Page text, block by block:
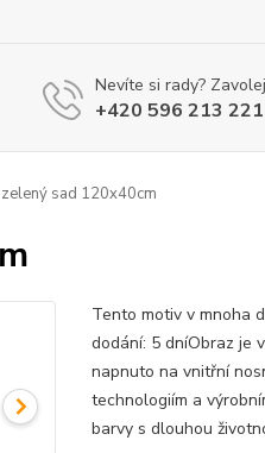
Nevíte si rady?
+420 596 213 221
sad 120x40cm
Tento motiv v mnoha
dodání: 5 dníObraz je
napnuto na vnitřní
technologiím a
barvy s dlouhou